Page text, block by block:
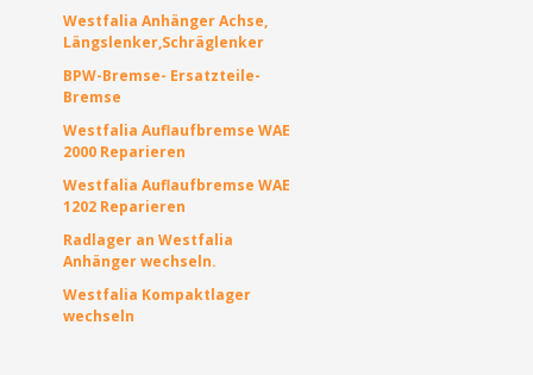
Westfalia Anhänger Achse,
Längslenker,Schräglenker
BPW-Bremse- Ersatzteile-
Bremse
Westfalia Auflaufbremse WAE
2000 Reparieren
Westfalia Auflaufbremse WAE
1202 Reparieren
Radlager an Westfalia
Anhänger wechseln.
Westfalia Kompaktlager
wechseln